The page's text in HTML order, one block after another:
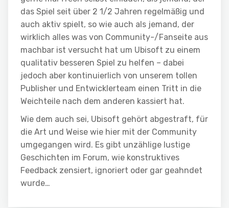
das Spiel seit über 2 1/2 Jahren regelmäßig und
auch aktiv spielt, so wie auch als jemand, der
wirklich alles was von Community-/Fanseite aus
machbar ist versucht hat um Ubisoft zu einem
qualitativ besseren Spiel zu helfen – dabei
jedoch aber kontinuierlich von unserem tollen
Publisher und Entwicklerteam einen Tritt in die
Weichteile nach dem anderen kassiert hat.
Wie dem auch sei, Ubisoft gehört abgestraft, für
die Art und Weise wie hier mit der Community
umgegangen wird. Es gibt unzählige lustige
Geschichten im Forum, wie konstruktives
Feedback zensiert, ignoriert oder gar geahndet
wurde…